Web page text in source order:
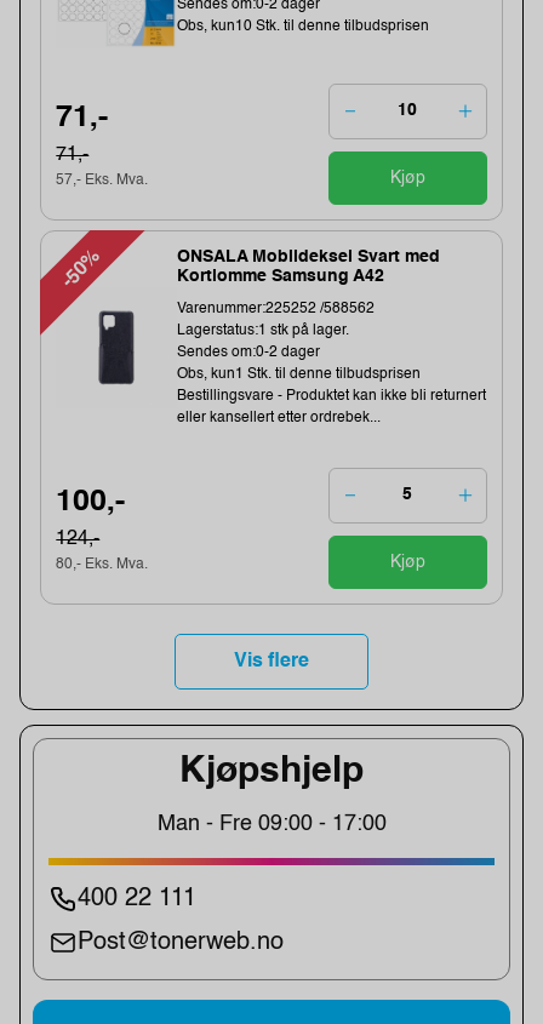
Kjøpshjelp
Man - Fre 09:00 - 17:00
400 22 111
Post@tonerweb.no
Sendes om:0-2 dager
Obs, kun10 Stk. til denne tilbudsprisen
71,-
71,-
57,- Eks. Mva. Kjøp
-50%
ONSALA Mobildeksel Svart med
Kortlomme Samsung A42
Varenummer:225252 /588562
Lagerstatus:1 stk på lager.
Sendes om:0-2 dager
Obs, kun1 Stk. til denne tilbudsprisen
Bestillingsvare - Produktet kan ikke bli returnert
eller kansellert etter ordrebek...
100,-
124,-
80,- Eks. Mva. Kjøp
Vis flere